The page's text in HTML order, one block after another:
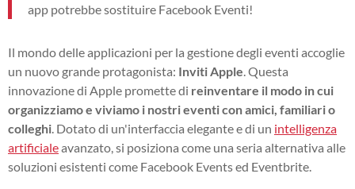
app potrebbe sostituire Facebook Eventi!
Il mondo delle applicazioni per la gestione degli eventi accoglie
un nuovo grande protagonista: Inviti Apple . Questa
innovazione di Apple promette di reinventare il modo in cui
organizziamo e viviamo i nostri eventi con amici, familiari o
colleghi . Dotato di un'interfaccia elegante e di un intelligenza
artificialeavanzato, si posiziona come una seria alternativa alle
soluzioni esistenti come Facebook Events ed Eventbrite.